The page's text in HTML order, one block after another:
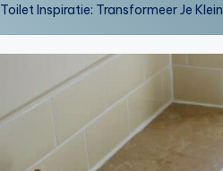
Toilet Inspiratie: Transformeer Je